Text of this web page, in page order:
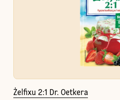
Żelfixu 2:1 Dr. Oetkera